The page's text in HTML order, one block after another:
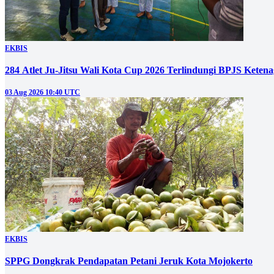
EKBIS
284 Atlet Ju-Jitsu Wali Kota Cup 2026 Terlindungi BPJS
03 Aug 2026 10:40 UTC
EKBIS
SPPG Dongkrak Pendapatan Petani Jeruk Kota Mojokerto